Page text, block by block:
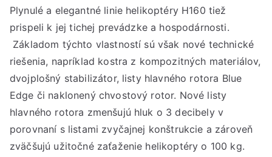
Plynulé a elegantné linie helikoptéry H160 tiež
prispeli k jej tichej prevádzke a hospodárnosti.
Základom týchto vlastností sú však nové technické
riešenia, napríklad kostra z kompozitných materiálov,
dvojplošný stabilizátor, listy hlavného rotora Blue
Edge či naklonený chvostový rotor. Nové listy
hlavného rotora zmenšujú hluk o 3 decibely v
porovnaní s listami zvyčajnej konštrukcie a zároveň
zväčšujú užitočné zaťaženie helikoptéry o 100 kg.